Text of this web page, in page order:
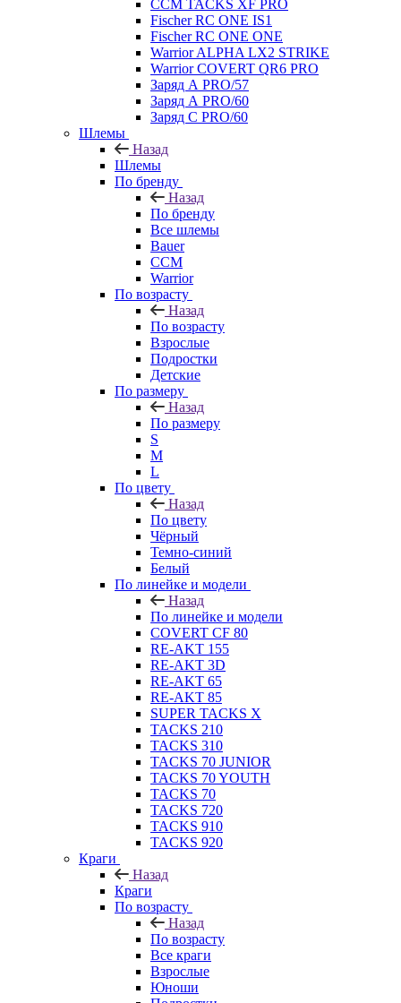
CCM TACKS XF PRO
Fischer RC ONE IS1
Fischer RC ONE ONE
Warrior ALPHA LX2 STRIKE
Warrior COVERT QR6 PRO
Заряд А PRO/57
Заряд А PRO/60
Заряд С PRO/60
Шлемы
Назад
Шлемы
По бренду
Назад
По бренду
Все шлемы
Bauer
CCM
Warrior
По возрасту
Назад
По возрасту
Взрослые
Подростки
Детские
По размеру
Назад
По размеру
S
M
L
По цвету
Назад
По цвету
Чёрный
Темно-синий
Белый
По линейке и модели
Назад
По линейке и модели
COVERT CF 80
RE-AKT 155
RE-AKT 3D
RE-AKT 65
RE-AKT 85
SUPER TACKS X
TACKS 210
TACKS 310
TACKS 70 JUNIOR
TACKS 70 YOUTH
TACKS 70
TACKS 720
TACKS 910
TACKS 920
Краги
Назад
Краги
По возрасту
Назад
По возрасту
Все краги
Взрослые
Юноши